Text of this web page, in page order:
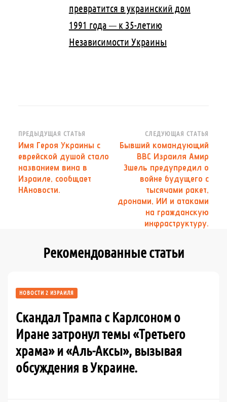
превратится в украинский дом
1991 года — к 35-летию
Независимости Украины
Навигация
по
записям
ПРЕДЫДУЩАЯ СТАТЬЯ
Имя Героя Украины с
еврейской душой стало
названием вина в
Израиле, сообщает
НАновости.
СЛЕДУЮЩАЯ СТАТЬЯ
Бывший командующий
ВВС Израиля Амир
Эшель предупредил о
войне будущего с
тысячами ракет,
дронами, ИИ и атаками
на гражданскую
инфраструктуру.
Рекомендованные статьи
НОВОСТИ 2 ИЗРАИЛЯ
Скандал Трампа с Карлсоном о
Иране затронул темы «Третьего
храма» и «Аль-Аксы», вызывая
обсуждения в Украине.